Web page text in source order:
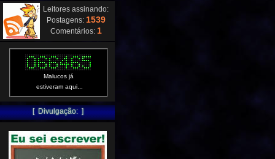
Leitores assinando:
Postagens: 1539
Comentários: 1
Malucos já
estiveram aqui...
[ Divulgação: ]